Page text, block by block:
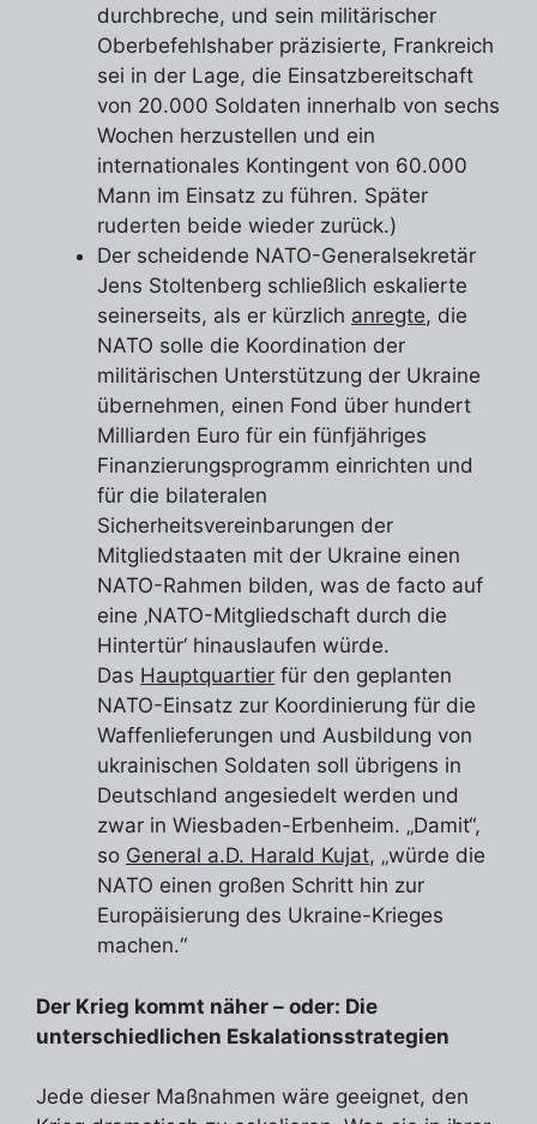
durchbreche, und sein militärischer
Oberbefehlshaber präzisierte, Frankreich
sei in der Lage, die Einsatzbereitschaft
von 20.000 Soldaten innerhalb von sechs
Wochen herzustellen und ein
internationales Kontingent von 60.000
Mann im Einsatz zu führen. Später
ruderten beide wieder zurück.)
Der scheidende NATO-Generalsekretär
Jens Stoltenberg schließlich eskalierte
seinerseits, als er kürzlich anregte, die
NATO solle die Koordination der
militärischen Unterstützung der Ukraine
übernehmen, einen Fond über hundert
Milliarden Euro für ein fünfjähriges
Finanzierungsprogramm einrichten und
für die bilateralen
Sicherheitsvereinbarungen der
Mitgliedstaaten mit der Ukraine einen
NATO-Rahmen bilden, was de facto auf
eine ‚NATO-Mitgliedschaft durch die
Hintertür‘ hinauslaufen würde.
Das Hauptquartier für den geplanten
NATO-Einsatz zur Koordinierung für die
Waffenlieferungen und Ausbildung von
ukrainischen Soldaten soll übrigens in
Deutschland angesiedelt werden und
zwar in Wiesbaden-Erbenheim. „Damit“,
so General a.D. Harald Kujat, „würde die
NATO einen großen Schritt hin zur
Europäisierung des Ukraine-Krieges
machen.“
Der Krieg kommt näher – oder: Die
unterschiedlichen Eskalationsstrategien
Jede dieser Maßnahmen wäre geeignet, den